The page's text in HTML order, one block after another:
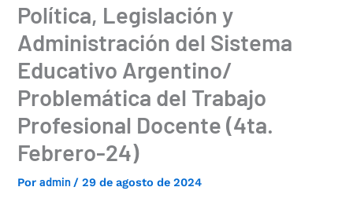
Política, Legislación y
Administración del Sistema
Educativo Argentino/
Problemática del Trabajo
Profesional Docente (4ta.
Febrero-24)
Poradmin /29 de agosto de 2024